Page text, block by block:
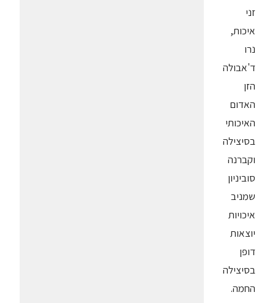
זני
איכות,
נרו
ד'אבולה
הזן
האדום
האיכותי
בסיצילה
וקברנה
סוביניון
שמניב
איכויות
יוצאות
דופן
בסיצילה
החמה.